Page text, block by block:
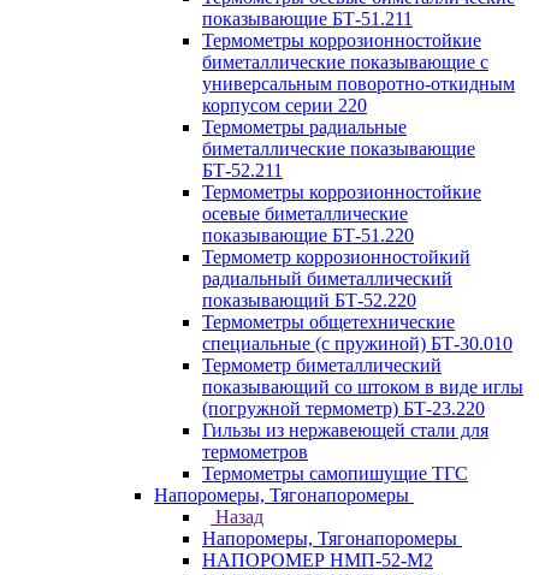
показывающие БТ-51.211
Термометры коррозионностойкие
биметаллические показывающие с
универсальным поворотно-откидным
корпусом серии 220
Термометры радиальные
биметаллические показывающие
БТ-52.211
Термометры коррозионностойкие
осевые биметаллические
показывающие БТ-51.220
Термометр коррозионностойкий
радиальный биметаллический
показывающий БТ-52.220
Термометры общетехнические
специальные (с пружиной) БТ-30.010
Термометр биметаллический
показывающий со штоком в виде иглы
(погружной термометр) БТ-23.220
Гильзы из нержавеющей стали для
термометров
Термометры самопишущие ТГС
Напоромеры, Тягонапоромеры
Назад
Напоромеры, Тягонапоромеры
НАПОРОМЕР НМП-52-М2